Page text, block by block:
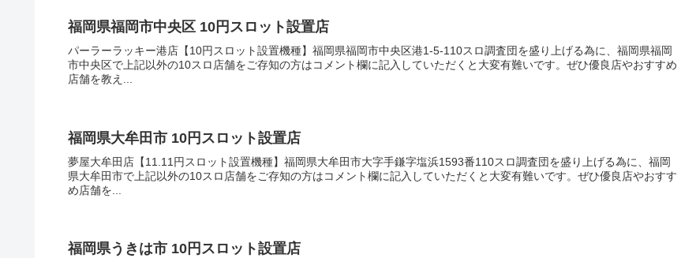
福岡県福岡市中央区 10円スロット設置店
パーラーラッキー港店【10円スロット設置機種】福岡県福岡市中央区港1-5-110スロ調査団を盛り上げる為に、福岡県福岡
市中央区で上記以外の10スロ店舗をご存知の方はコメント欄に記入していただくと大変有難いです。ぜひ優良店やおすすめ
店舗を教え...
福岡県大牟田市 10円スロット設置店
夢屋大牟田店【11.11円スロット設置機種】福岡県大牟田市大字手鎌字塩浜1593番110スロ調査団を盛り上げる為に、福岡
県大牟田市で上記以外の10スロ店舗をご存知の方はコメント欄に記入していただくと大変有難いです。ぜひ優良店やおすす
め店舗を...
福岡県うきは市 10円スロット設置店